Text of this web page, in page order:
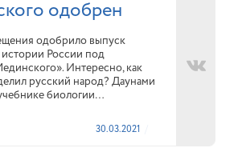
одобрен
одобрило выпуск
России под
Интересно, как
русский народ? Даунами
биологии…
30.03.2021